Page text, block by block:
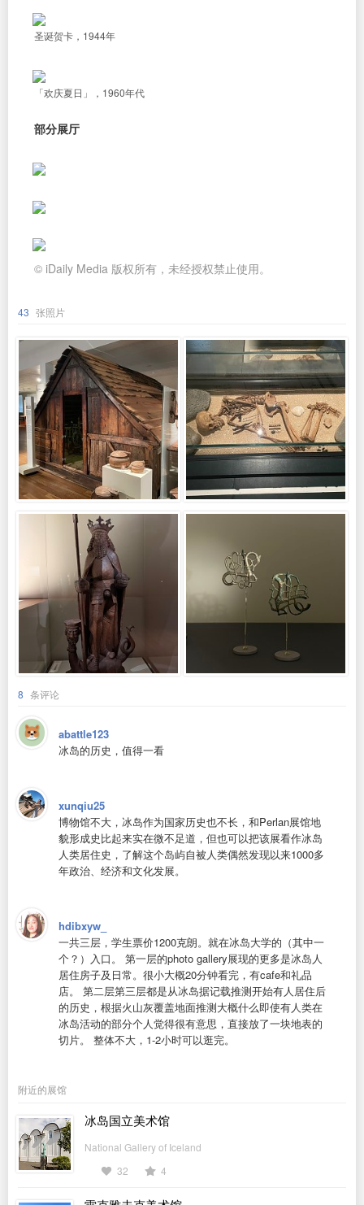
圣诞贺卡，1944年
「欢庆夏日」，1960年代
部分展厅
© iDaily Media 版权所有，未经授权禁止使用。
43 张照片
8 条评论
abattle123
冰岛的历史，值得一看
xunqiu25
博物馆不大，冰岛作为国家历史也不长，和Perlan展馆地
貌形成史比起来实在微不足道，但也可以把该展看作冰岛
人类居住史，了解这个岛屿自被人类偶然发现以来1000多
年政治、经济和文化发展。
hdibxyw_
一共三层，学生票价1200克朗。就在冰岛大学的（其中一
个？）入口。 第一层的photo gallery展现的更多是冰岛人
居住房子及日常。很小大概20分钟看完，有cafe和礼品
店。 第二层第三层都是从冰岛据记载推测开始有人居住后
的历史，根据火山灰覆盖地面推测大概什么即使有人类在
冰岛活动的部分个人觉得很有意思，直接放了一块地表的
切片。 整体不大，1-2小时可以逛完。
附近的展馆
冰岛国立美术馆
National Gallery of Iceland
32
4